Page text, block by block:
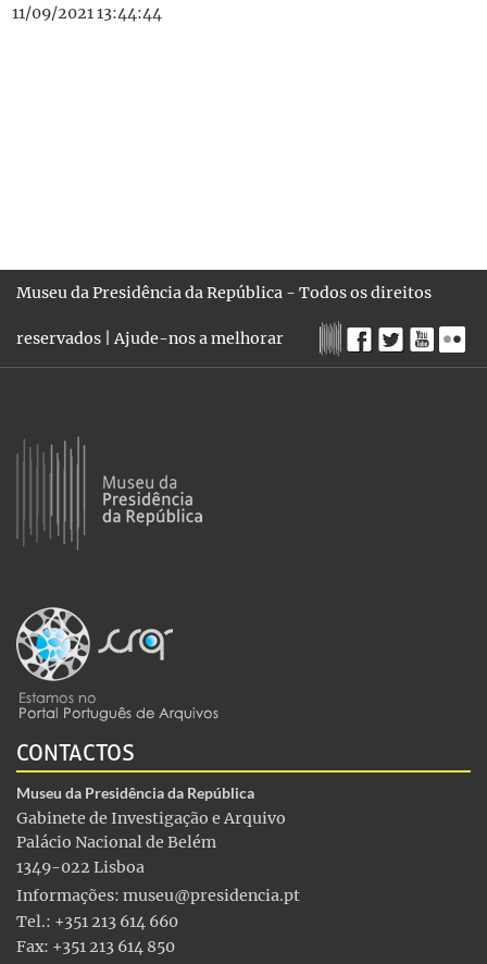
11/09/2021 13:44:44
Museu da Presidência da República - Todos os direitos
reservados |Ajude-nos a melhorar
CONTACTOS
Museu da Presidência da República
Gabinete de Investigação e Arquivo
Palácio Nacional de Belém
1349-022 Lisboa
Informações: museu@presidencia.pt
Tel.: +351 213 614 660
Fax: +351 213 614 850